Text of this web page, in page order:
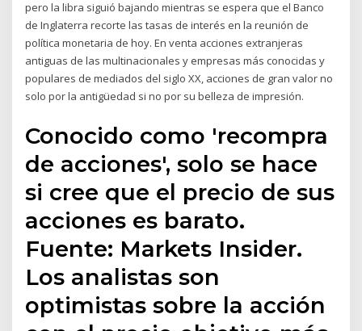
pero la libra siguió bajando mientras se espera que el Banco
de Inglaterra recorte las tasas de interés en la reunión de
política monetaria de hoy. En venta acciones extranjeras
antiguas de las multinacionales y empresas más conocidas y
populares de mediados del siglo XX, acciones de gran valor no
solo por la antigüedad si no por su belleza de impresión.
Conocido como 'recompra
de acciones', solo se hace
si cree que el precio de sus
acciones es barato.
Fuente: Markets Insider.
Los analistas son
optimistas sobre la acción